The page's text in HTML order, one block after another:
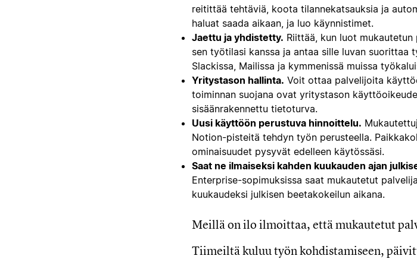
reitittää tehtäviä, koota tilannekatsauksia ja
haluat saada aikaan, ja luo käynnistimet.
Jaettu ja yhdistetty. Riittää, kun luot
sen työtilasi kanssa ja antaa sille luvan suorittaa
Slackissa, Mailissa ja kymmenissä muissa
Yritystason hallinta. Voit ottaa palvelijoita
toiminnan suojana ovat yritystason
sisäänrakennettu tietoturva.
Uusi käyttöön perustuva hinnoittelu.
Notion-pisteitä tehdyn työn perusteella.
ominaisuudet pysyvät edelleen käytössäsi.
Saat ne ilmaiseksi kahden kuukauden ajan
Enterprise-sopimuksissa saat mukautetut
kuukaudeksi julkisen beetakokeilun aikana.
Meillä on ilo ilmoittaa, että mukautetut
Tiimeiltä kuluu työn kohdistamiseen,